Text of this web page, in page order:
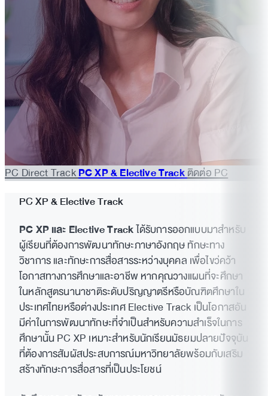
PC Direct TrackPC XP & Elective Trackติดต่อ PC
PC XP & Elective Track
PC XP และ Elective Trackได้รับการออกแบบมาสำหรับ
ผู้เรียนที่ต้องการพัฒนาทักษะภาษาอังกฤษ ทักษะทาง
วิชาการ และทักษะการสื่อสารระหว่างบุคคล เพื่อไขว่คว้า
โอกาสทางการศึกษาและอาชีพ หากคุณวางแผนที่จะศึกษา
ในหลักสูตรนานาชาติระดับปริญญาตรีหรือบัณฑิตศึกษาใน
ประเทศไทยหรือต่างประเทศ Elective Track เป็นโอกาสอัน
มีค่าในการพัฒนาทักษะที่จำเป็นสำหรับความสำเร็จในการ
ศึกษานั้น PC XP เหมาะสำหรับนักเรียนมัธยมปลายปัจจุบัน
ที่ต้องการสัมผัสประสบการณ์มหาวิทยาลัยพร้อมกับเสริม
สร้างทักษะการสื่อสารที่เป็นประโยชน์